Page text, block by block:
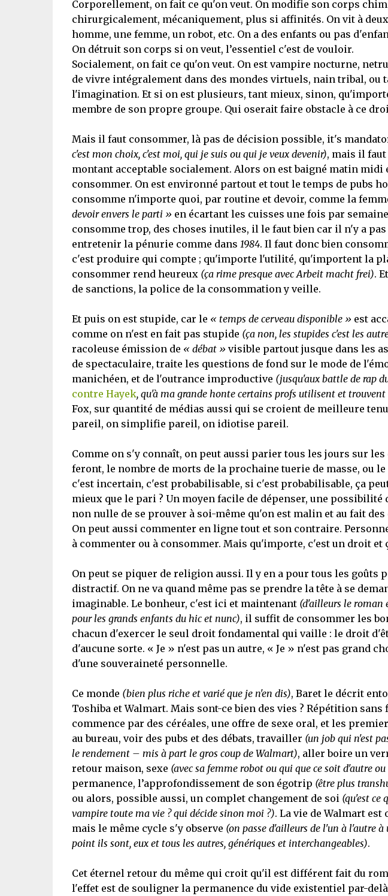
Corporellement, on fait ce qu'on veut. On modifie son corps
chirurgicalement, mécaniquement, plus si affinités. On vit à
homme, une femme, un robot, etc. On a des enfants ou pas
On détruit son corps si on veut, l’essentiel c'est de vouloir.
Socialement, on fait ce qu'on veut. On est vampire nocturne,
de vivre intégralement dans des mondes virtuels, nain tribal, ou
l'imagination. Et si on est plusieurs, tant mieux, sinon,
membre de son propre groupe. Qui oserait faire obstacle à ce
Mais il faut consommer, là pas de décision possible, it's
c'est mon choix, c'est moi, qui je suis ou qui je veux devenir), mais il
montant acceptable socialement. Alors on est baigné matin
consommer. On est environné partout et tout le temps de pubs
consomme n'importe quoi, par routine et devoir, comme la
devoir envers le parti » en écartant les cuisses une fois par
consomme trop, des choses inutiles, il le faut bien car il n'y a
entretenir la pénurie comme dans 1984. Il faut donc bien
c'est produire qui compte ; qu'importe l'utilité, qu'importent la
consommer rend heureux (ça rime presque avec Arbeit macht frei).
de sanctions, la police de la consommation y veille.
Et puis on est stupide, car le « temps de cerveau disponible » est
comme on n'est en fait pas stupide (ça non, les stupides c'est les
racoleuse émission de « débat » visible partout jusque dans les
de spectaculaire, traite les questions de fond sur le mode de
manichéen, et de l'outrance improductive (jusqu'aux battle de rap
contre Hayek, qu'à ma grande honte certains profs utilisent et trouvent
Fox, sur quantité de médias aussi qui se croient de meilleure
pareil, on simplifie pareil, on idiotise pareil.
Comme on s'y connaît, on peut aussi parier tous les jours sur
feront, le nombre de morts de la prochaine tuerie de masse, ou
c'est incertain, c'est probabilisable, si c'est probabilisable, ça
mieux que le pari ? Un moyen facile de dépenser, une possibilité
non nulle de se prouver à soi-même qu'on est malin et au fait des
On peut aussi commenter en ligne tout et son contraire.
à commenter ou à consommer. Mais qu'importe, c'est un droit et
On peut se piquer de religion aussi. Il y en a pour tous les goûts
distractif. On ne va quand même pas se prendre la tête à se
imaginable. Le bonheur, c'est ici et maintenant (d'ailleurs le roman
pour les grands enfants du hic et nunc), il suffit de consommer les
chacun d'exercer le seul droit fondamental qui vaille : le droit
d'aucune sorte. « Je » n'est pas un autre, « Je » n'est pas grand
d'une souveraineté personnelle.
Ce monde (bien plus riche et varié que je n'en dis), Baret le décrit
Toshiba et Walmart. Mais sont-ce bien des vies ? Répétition
commence par des céréales, une offre de sexe oral, et les
au bureau, voir des pubs et des débats, travailler (un job qui n'est
le rendement – mis à part le gros coup de Walmart), aller boire un
retour maison, sexe (avec sa femme robot ou qui que ce soit d'autre
permanence, l’approfondissement de son égotrip (être plus
ou alors, possible aussi, un complet changement de soi (qu'est ce
vampire toute ma vie ? qui décide sinon moi ?). La vie de Walmart
mais le même cycle s'y observe (on passe d'ailleurs de l'un à l'autre
point ils sont, eux et tous les autres, génériques et interchangeables).
Cet éternel retour du même qui croit qu'il est différent fait du
l'effet est de souligner la permanence du vide existentiel par-